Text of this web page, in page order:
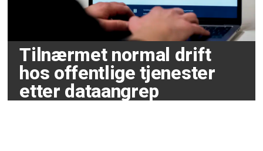
Tilnærmet normal drift
hos offentlige tjenester
etter dataangrep